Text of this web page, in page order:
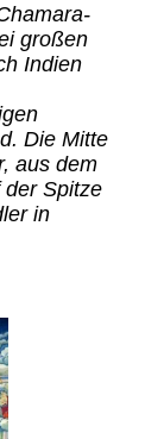
großen
Indien
Die Mitte
aus dem
Spitze
in